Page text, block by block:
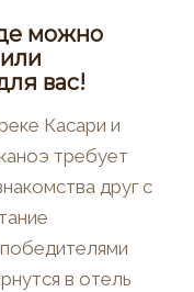
можно
вас!
Касари и
требует
друг с
в отель